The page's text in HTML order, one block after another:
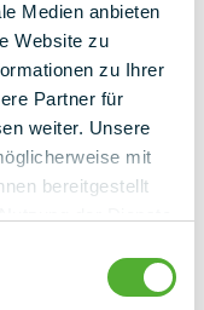
Medien anbieten
Website zu
zu Ihrer
Partner für
weiter. Unsere
mit
bereitgestellt
progettiamo
dei costi. Chiariamo le
qualità del suolo